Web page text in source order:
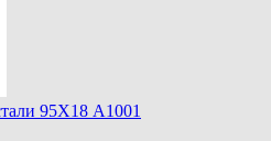
95Х18 A1001